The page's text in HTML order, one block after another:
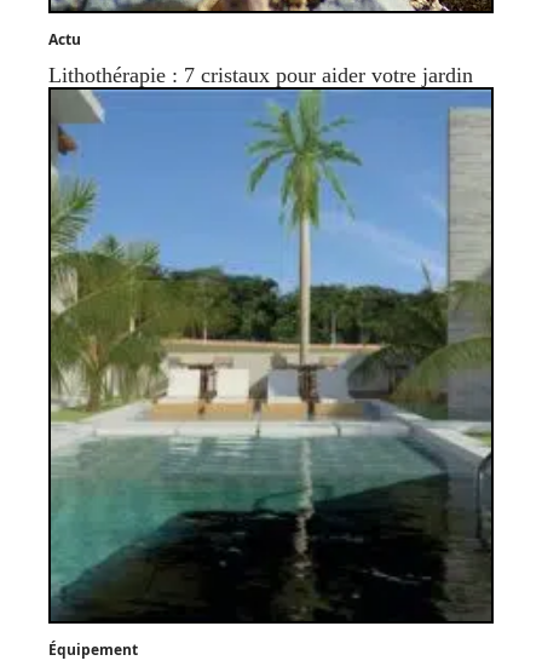
Actu
Lithothérapie : 7 cristaux pour aider votre jardin
Équipement